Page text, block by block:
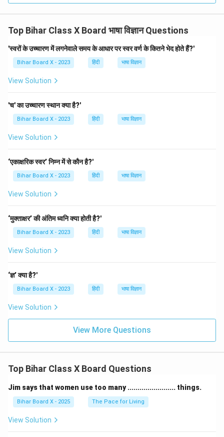
Top Bihar Class X Board भाषा विज्ञान Questions
'स्वरों के उच्चारण में लगनेवाले समय के आधार पर स्वर वर्ण के कितने भेद होते हैं?'
Bihar Board X - 2023 हिंदी भाषा विज्ञान
View Solution
'च' का उच्चारण स्थान क्या है?'
Bihar Board X - 2023 हिंदी भाषा विज्ञान
View Solution
‘एकाक्षरिक स्वर’ निम्न में से कौन है?'
Bihar Board X - 2023 हिंदी भाषा विज्ञान
View Solution
‘मुक्ताक्षर’ की अंतिम ध्वनि क्या होती है?'
Bihar Board X - 2023 हिंदी भाषा विज्ञान
View Solution
‘ज्ञ’ क्या है?'
Bihar Board X - 2023 हिंदी भाषा विज्ञान
View Solution
View More Questions
Top Bihar Class X Board Questions
Jim says that women use too many ........................ things.
Bihar Board X - 2025 The Pace for Living
View Solution